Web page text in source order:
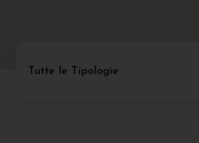
Tutte le Tipologie